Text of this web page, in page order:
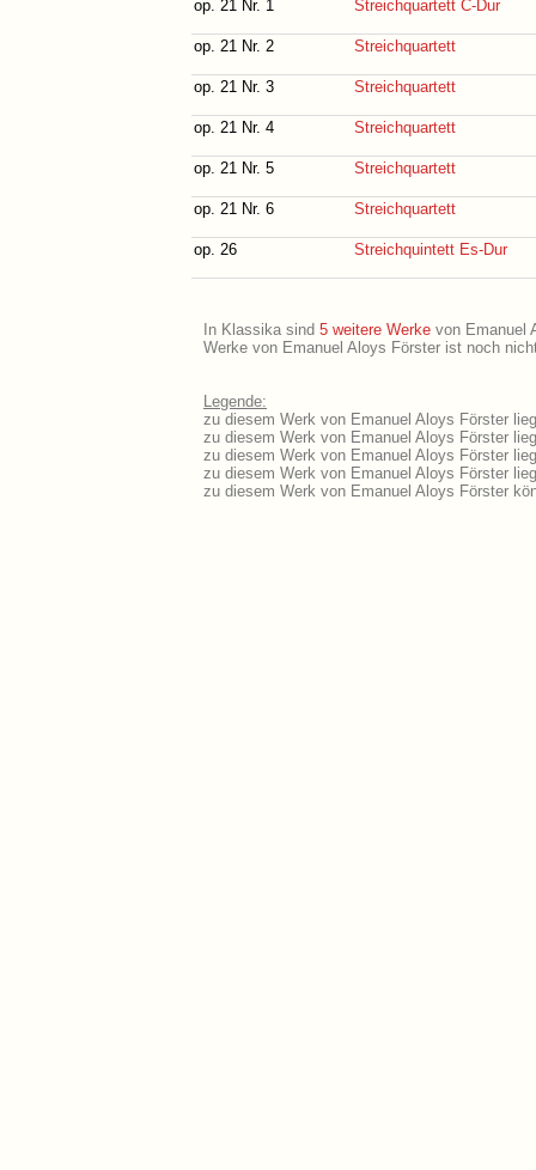
op. 21 Nr. 1 Streichquartett C-Dur
op. 21 Nr. 2 Streichquartett
op. 21 Nr. 3 Streichquartett
op. 21 Nr. 4 Streichquartett
op. 21 Nr. 5 Streichquartett
op. 21 Nr. 6 Streichquartett
op. 26 Streichquintett Es-Dur
In Klassika sind 5 weitere Werke von Emanuel
Werke von Emanuel Aloys Förster ist noch
Legende:
zu diesem Werk von Emanuel Aloys Förster
zu diesem Werk von Emanuel Aloys Förster
zu diesem Werk von Emanuel Aloys Förster
zu diesem Werk von Emanuel Aloys Förster
zu diesem Werk von Emanuel Aloys Förster